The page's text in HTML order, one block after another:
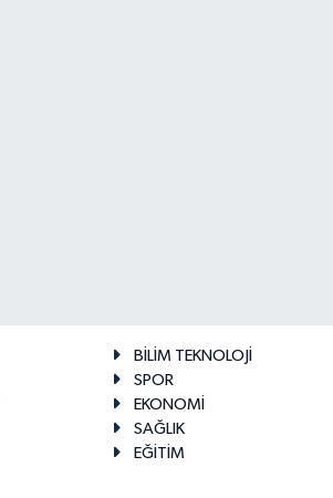
BİLİM TEKNOLOJİ
SPOR
EKONOMİ
SAĞLIK
EĞİTİM